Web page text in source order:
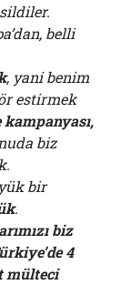
belli
, yani benim
estirmek
kampanyası,
biz
bir
.
biz
4
mülteci